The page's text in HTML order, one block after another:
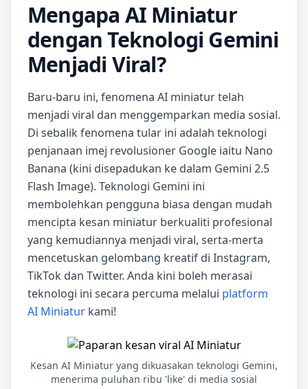
Mengapa AI Miniatur
dengan Teknologi Gemini
Menjadi Viral?
Baru-baru ini, fenomena AI miniatur telah
menjadi viral dan menggemparkan media sosial.
Di sebalik fenomena tular ini adalah teknologi
penjanaan imej revolusioner Google iaitu Nano
Banana (kini disepadukan ke dalam Gemini 2.5
Flash Image). Teknologi Gemini ini
membolehkan pengguna biasa dengan mudah
mencipta kesan miniatur berkualiti profesional
yang kemudiannya menjadi viral, serta-merta
mencetuskan gelombang kreatif di Instagram,
TikTok dan Twitter. Anda kini boleh merasai
teknologi ini secara percuma melalui platform
AI Miniatur kami!
Kesan AI Miniatur yang dikuasakan teknologi Gemini,
menerima puluhan ribu 'like' di media sosial